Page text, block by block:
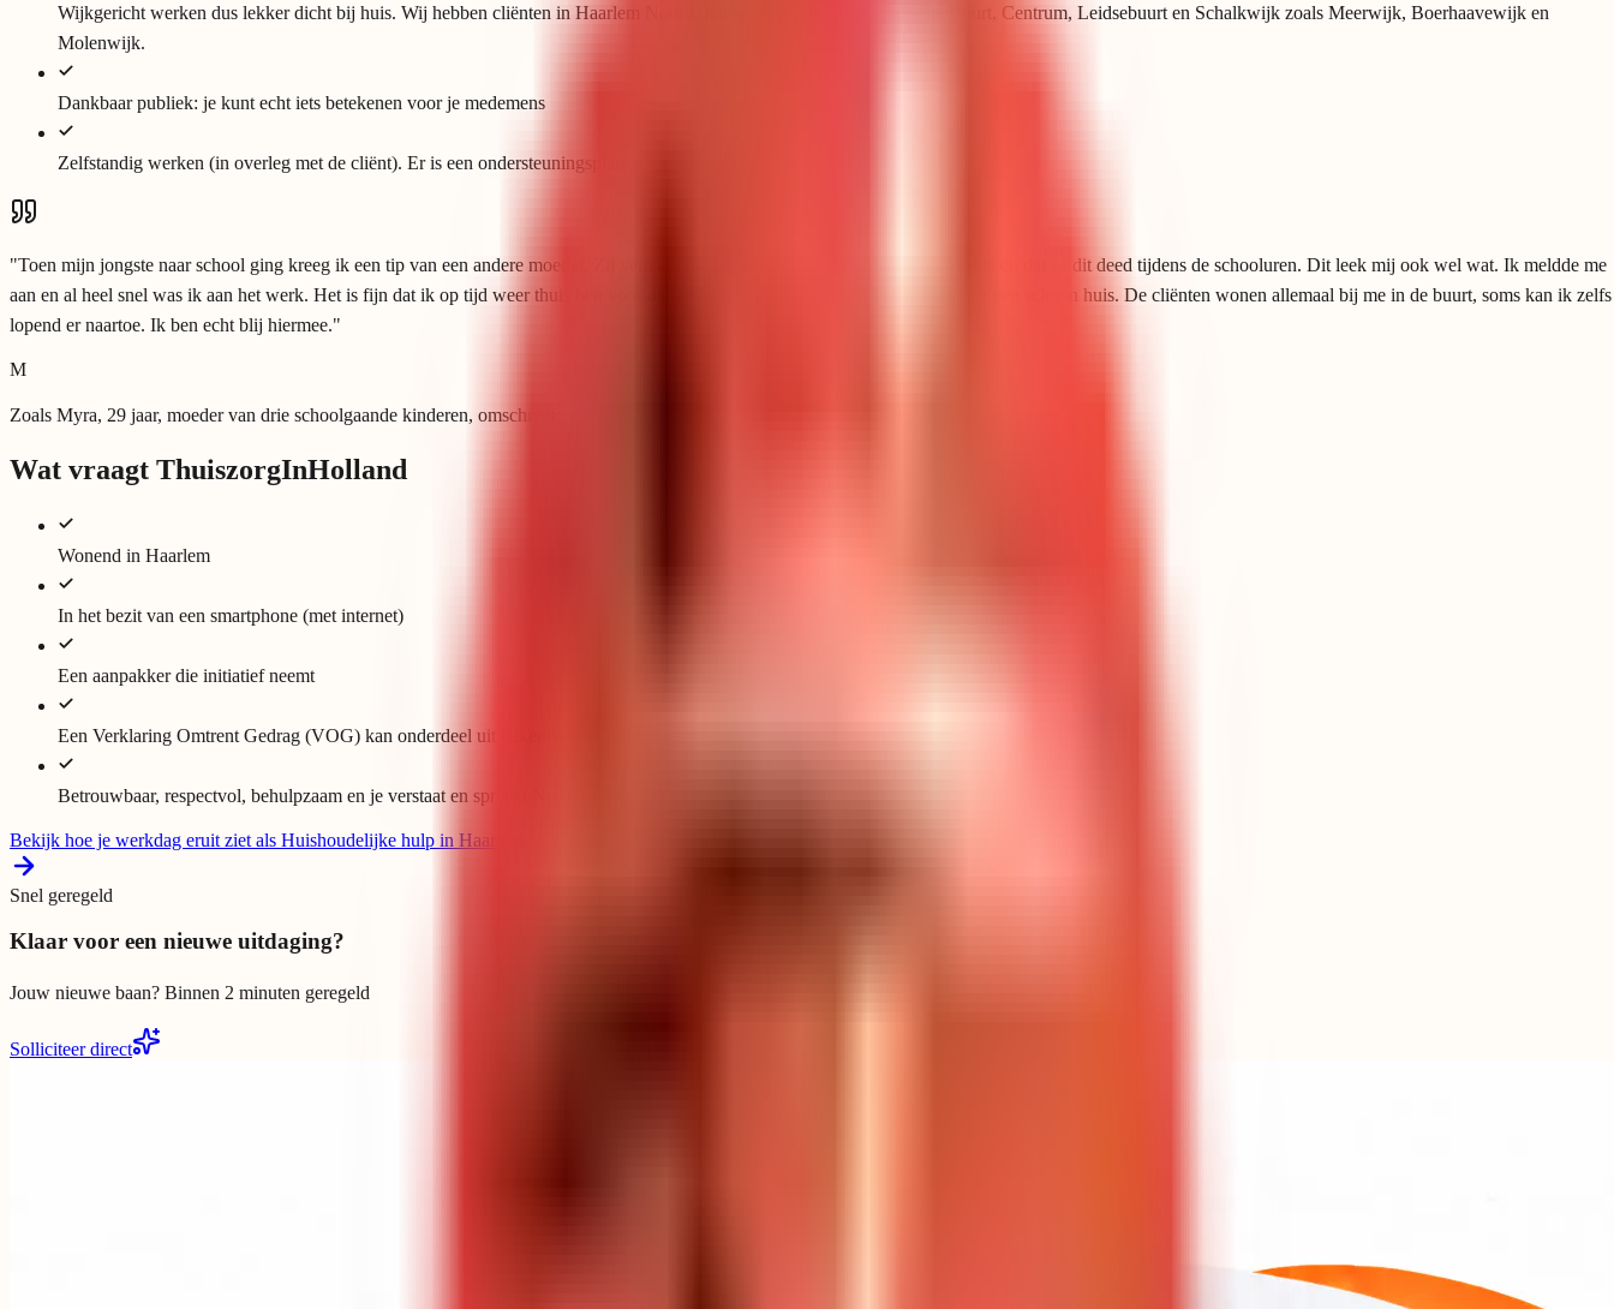
Wijkgericht werken dus lekker dicht bij huis. Wij hebben cliënten in Haarlem Noord, Kleverpark, Delftwijk, Indische Buurt, Centrum, Leidsebuurt en Schalkwijk zoals Meerwijk, Boerhaavewijk en
Molenwijk.
Dankbaar publiek: je kunt echt iets betekenen voor je medemens
Zelfstandig werken (in overleg met de cliënt). Er is een ondersteuningsplan
"Toen mijn jongste naar school ging kreeg ik een tip van een andere moeder. Zij vertelde me dat ze bij ThuiszorgInHolland werkte en dat ze dit deed tijdens de schooluren. Dit leek mij ook wel wat. Ik meldde me
aan en al heel snel was ik aan het werk. Het is fijn dat ik op tijd weer thuis ben voor de kinderen en dat ik mensen kan helpen met een schoon huis. De cliënten wonen allemaal bij me in de buurt, soms kan ik zelfs
lopend er naartoe. Ik ben echt blij hiermee."
M
Zoals Myra, 29 jaar, moeder van drie schoolgaande kinderen, omschreef:
Wat vraagt ThuiszorgInHolland
Wonend in Haarlem
In het bezit van een smartphone (met internet)
Een aanpakker die initiatief neemt
Een Verklaring Omtrent Gedrag (VOG) kan onderdeel uitmaken van de procedure
Betrouwbaar, respectvol, behulpzaam en je verstaat en spreekt Nederlands
Bekijk hoe je werkdag eruit ziet als Huishoudelijke hulp in Haarlem
Snel geregeld
Klaar voor een nieuwe uitdaging?
Jouw nieuwe baan? Binnen 2 minuten geregeld
Solliciteer direct